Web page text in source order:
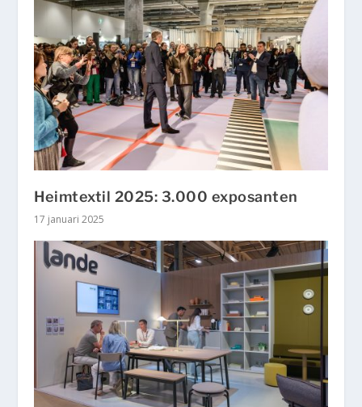
Heimtextil 2025: 3.000 exposanten
17 januari 2025